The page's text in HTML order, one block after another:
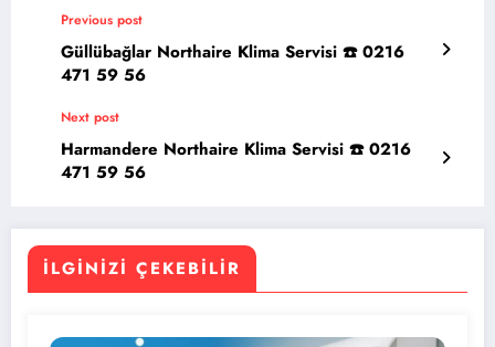
Previous post
Güllübağlar Northaire Klima Servisi ☎️ 0216
471 59 56
Next post
Harmandere Northaire Klima Servisi ☎️ 0216
471 59 56
İLGINIZI ÇEKEBILIR